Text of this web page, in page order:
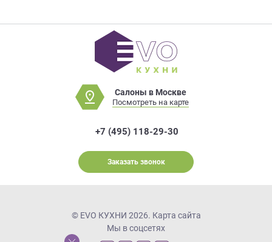
Салоны в Москве
Посмотреть на карте
+7 (495) 118-29-30
Заказать звонок
© EVO КУХНИ 2026. Карта сайта
Мы в соцсетях